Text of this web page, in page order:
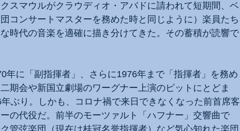
スマウルがクラウディオ・アバドに請われて短期間、ベ
コンサートマスターを務めた時と同じように）楽員たち
時代の音楽を適確に描き分けてきた。その蓄積が読響で
年に「副指揮者」、さらに1976年まで「指揮者」を務め
期会や新国立劇場のワーグナー上演のピットにとどま
ぶり。しかも、コロナ禍で来日できなくなった前首席客
の代役だ。前半のモーツァルト「ハフナー」交響曲で